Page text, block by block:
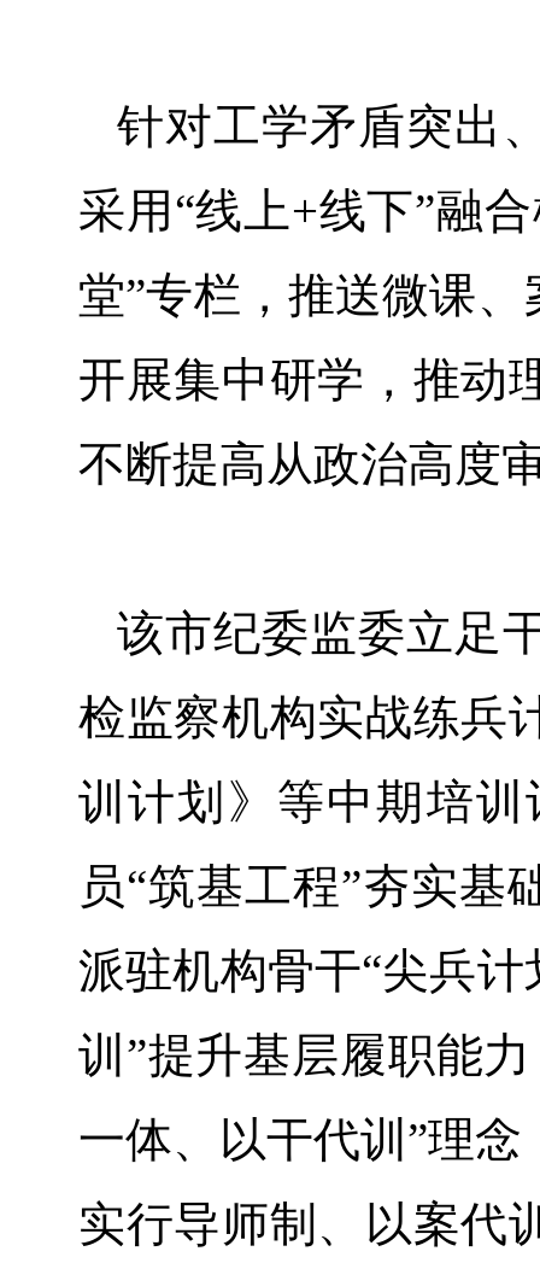
针对工学矛盾突出
采用“线上+线下”融
堂”专栏，推送微课
开展集中研学，推动
不断提高从政治高度
该市纪委监委立足
检监察机构实战练兵
训计划》等中期培
员“筑基工程”夯实基
派驻机构骨干“尖兵
训”提升基层履职能
一体、以干代训”理
实行导师制、以案代